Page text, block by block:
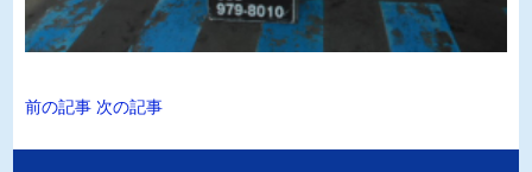
前の記事 次の記事